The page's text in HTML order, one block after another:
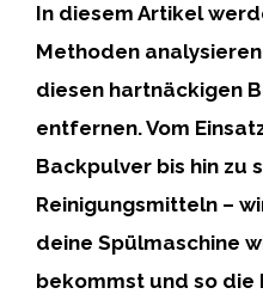
In diesem Artikel
Methoden
diesen hartnäckigen
entfernen. Vom
Backpulver bis hin zu
Reinigungsmitteln –
deine Spülmaschine
bekommst und so die